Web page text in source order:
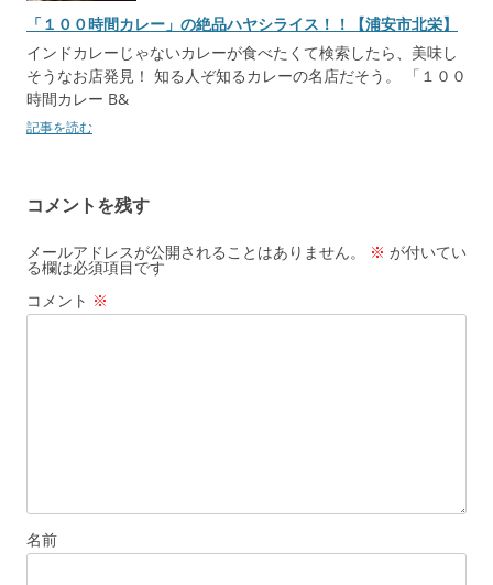
「１００時間カレー」の絶品ハヤシライス！！【浦安市北栄】
インドカレーじゃないカレーが食べたくて検索したら、美味し
そうなお店発見！ 知る人ぞ知るカレーの名店だそう。 「１００
時間カレー B&
記事を読む
コメントを残す
メールアドレスが公開されることはありません。 ※ が付いてい
る欄は必須項目です
コメント ※
名前